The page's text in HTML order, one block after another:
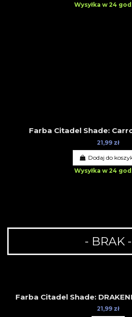
Wysyłka w 24
Farba Citadel Shade:
21,99 zł
Dodaj do
Wysyłka w 24
- BRAK -
Farba Citadel Shade:
21,99 zł